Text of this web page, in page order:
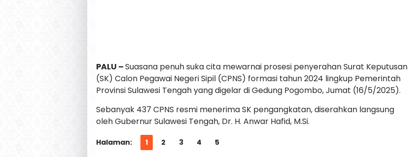
PALU –Suasana penuh suka cita mewarnai prosesi penyerahan Surat Keputusan
(SK) Calon Pegawai Negeri Sipil (CPNS) formasi tahun 2024 lingkup Pemerintah
Provinsi Sulawesi Tengah yang digelar di Gedung Pogombo, Jumat (16/5/2025).
Sebanyak 437 CPNS resmi menerima SK pengangkatan, diserahkan langsung
oleh Gubernur Sulawesi Tengah, Dr. H. Anwar Hafid, M.Si.
Halaman: 1 2 3 4 5